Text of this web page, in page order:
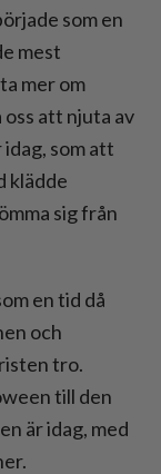
som en
mest
mer om
att njuta av
som att
klädde
sig från
en tid då
och
tro.
till den
är idag, med